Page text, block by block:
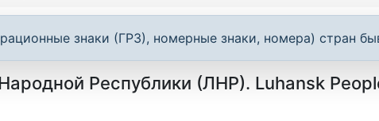
знаки (ГРЗ), номерные знаки, номера) стран
Республики (ЛНР). Luhansk